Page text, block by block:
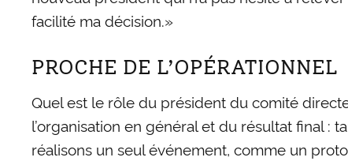
facilité ma décision.»
PROCHE DE L’OPÉRATIONNEL
Quel est le rôle du président du comité
l’organisation en général et du résultat final
réalisons un seul événement, comme un